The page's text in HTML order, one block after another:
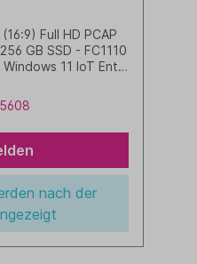
nach der